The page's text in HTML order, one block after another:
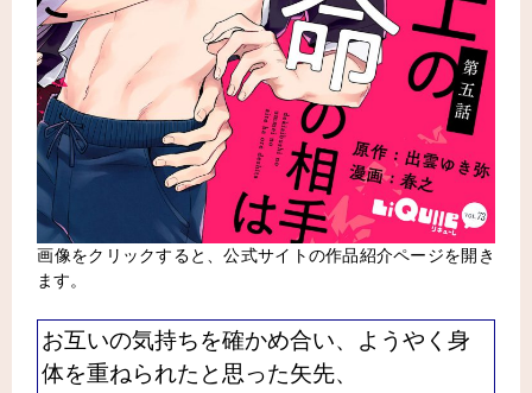
画像をクリックすると、公式サイトの作品紹介ページを開き
ます。
お互いの気持ちを確かめ合い、ようやく身
体を重ねられたと思った矢先、